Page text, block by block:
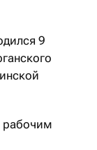
9
рабочим